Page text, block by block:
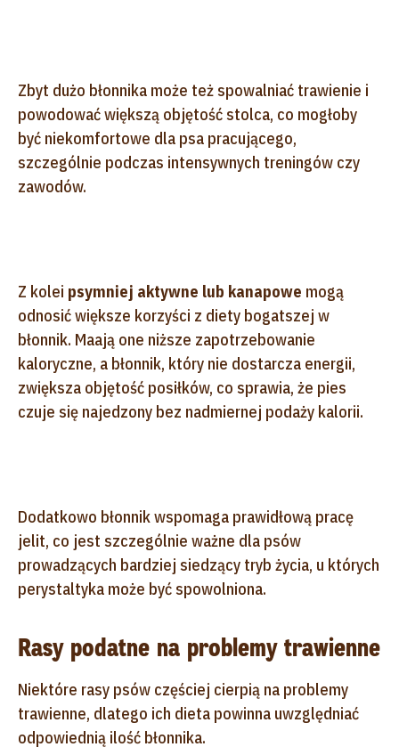
Zbyt dużo błonnika może też spowalniać trawienie i
powodować większą objętość stolca, co mogłoby
być niekomfortowe dla psa pracującego,
szczególnie podczas intensywnych treningów czy
zawodów.
Z kolei psymniej aktywne lub kanapowe mogą
odnosić większe korzyści z diety bogatszej w
błonnik. Maają one niższe zapotrzebowanie
kaloryczne, a błonnik, który nie dostarcza energii,
zwiększa objętość posiłków, co sprawia, że pies
czuje się najedzony bez nadmiernej podaży kalorii.
Dodatkowo błonnik wspomaga prawidłową pracę
jelit, co jest szczególnie ważne dla psów
prowadzących bardziej siedzący tryb życia, u których
perystaltyka może być spowolniona.
Rasy podatne na problemy trawienne
Niektóre rasy psów częściej cierpią na problemy
trawienne, dlatego ich dieta powinna uwzględniać
odpowiednią ilość błonnika.